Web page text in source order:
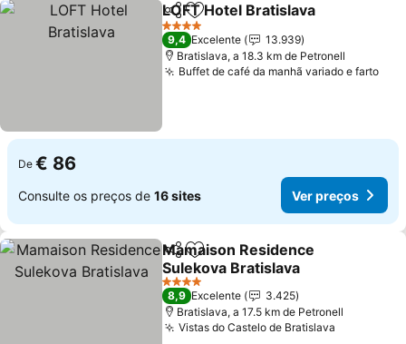
PartilharAdicionar aos favoritos
LOFT Hotel Bratislava
4 Estrelas
9,4 Excelente
13.939
Bratislava, a 18.3 km de Petronell
Buffet de café da manhã variado e fartoVer
De € 86
Consulte os preços de 16 sites Ver preços
PartilharAdicionar aos favoritos
Mamaison Residence
Sulekova Bratislava
Ver preços
4 Estrelas
8,9 Excelente
3.425
Bratislava, a 17.5 km de Petronell
Vistas do Castelo de Bratislava